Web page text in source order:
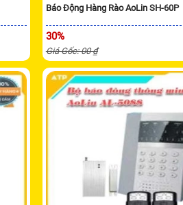
Báo Động Hàng Rào AoLin SH-60P
30%
Giá Gốc: 00 ₫